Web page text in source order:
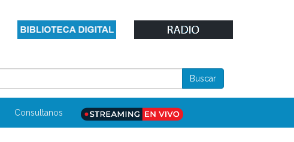
Consultanos